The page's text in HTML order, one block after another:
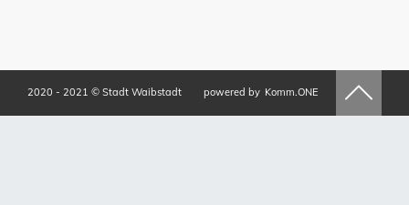
2020 - 2021 © Stadt Waibstadt powered by Komm.ONE